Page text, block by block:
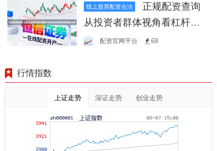
线上股票配资合法
从投资者群体视角看杠杆资
金的风险管理深度分析
配资官网平台 69
行情指数
上证走势 深证走势 创业走势